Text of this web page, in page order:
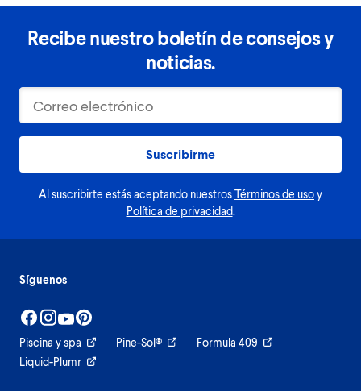
Recibe nuestro boletín de consejos y
noticias.
Suscribirme
Al suscribirte estás aceptando nuestrosTérminos de usoy
Política de privacidad.
Síguenos
Piscina y spa Pine-Sol®
Formula 409
Liquid-Plumr